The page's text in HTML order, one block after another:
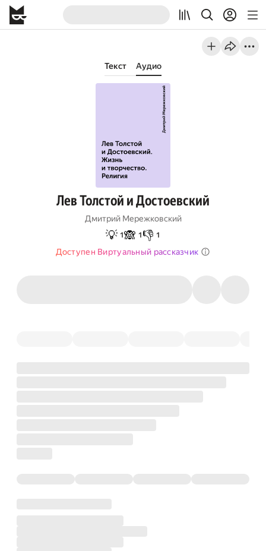
Текст Аудио
Лев Толстой и Достоевский
Дмитрий Мережковский
💡 1🙈 1 👎 1
Доступен Виртуальный рассказчик